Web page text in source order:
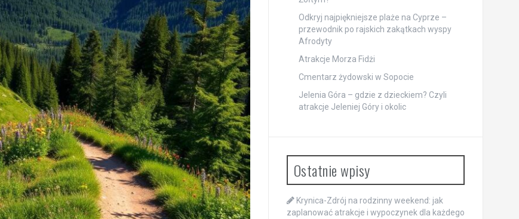
Odkryj najpiękniejsze plaże na Cyprze –
przewodnik po rajskich zakątkach wyspy
Afrodyty
Atrakcje Morza Fidżi
Cmentarz żydowski w Sopocie
Jelenia Góra – gdzie z dzieckiem? Czyli
atrakcje Jeleniej Góry i okolic
Ostatnie wpisy
Krynica-Zdrój na rodzinny weekend: jak
zaplanować atrakcje i wypoczynek dla każdego